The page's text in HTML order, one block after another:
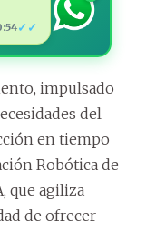
✓✓
impulsado
del
en tiempo
Robótica de
que agiliza
de ofrecer